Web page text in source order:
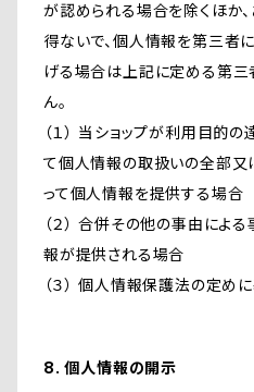
が認められる場合を除くほか
得ないで、個人情報を第三者
げる場合は上記に定める第
ん。
（１） 当ショップが利用目的
て個人情報の取扱いの全部又
って個人情報を提供する場合
（２） 合併その他の事由によ
報が提供される場合
（３） 個人情報保護法の定め
8. 個人情報の開示